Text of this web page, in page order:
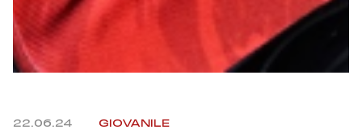
22.06.24 GIOVANILE